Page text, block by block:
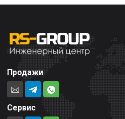
Продажи
Сервис